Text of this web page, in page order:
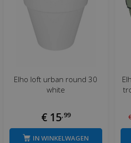
Elho loft urban round 30
white
€ 15 99
IN WINKELWAGEN